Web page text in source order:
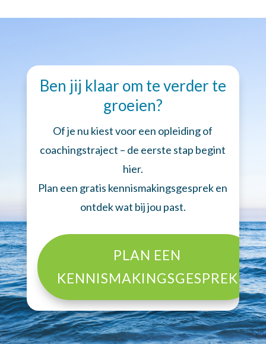
Ben jij klaar om te verder te
groeien?
Of je nu kiest voor een opleiding of
coachingstraject – de eerste stap begint
hier.
Plan een gratis kennismakingsgesprek en
ontdek wat bij jou past.
PLAN EEN
KENNISMAKINGSGESPREK